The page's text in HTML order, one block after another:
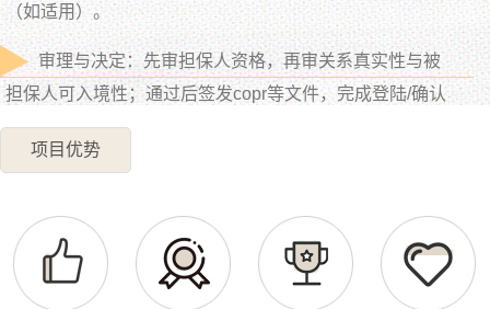
（如适用）。
审理与决定：先审担保人资格，再审关系真实性与被
担保人可入境性；通过后签发copr等文件，完成登陆/确认
永居并领取枫叶卡。
项目优势